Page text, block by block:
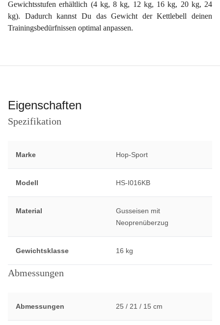
Gewichtsstufen erhältlich (4 kg, 8 kg, 12 kg, 16 kg, 20 kg, 24
kg). Dadurch kannst Du das Gewicht der Kettlebell deinen
Trainingsbedürfnissen optimal anpassen.
Eigenschaften
Spezifikation
Marke Hop-Sport
Modell HS-I016KB
Material
Gusseisen mit
Neoprenüberzug
Gewichtsklasse 16 kg
Abmessungen
Abmessungen 25 / 21 / 15 cm